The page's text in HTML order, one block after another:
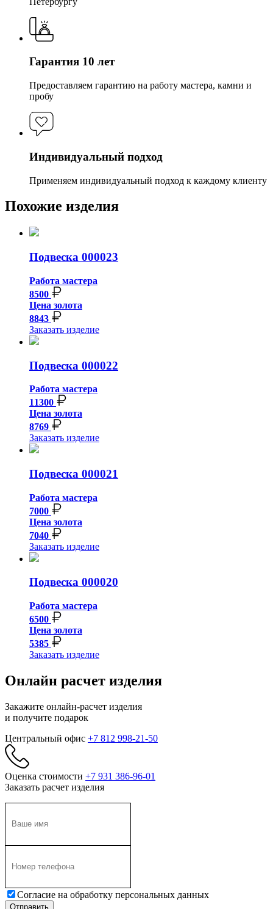
Гарантия 10 лет
Предоставляем гарантию на работу мастера, камни и
пробу
Индивидуальный подход
Применяем индивидуальный подход к каждому клиенту
Похожие изделия
Подвеска 000023
Работа мастера
8500
Цена золота
8843
Заказать изделие
Подвеска 000022
Работа мастера
11300
Цена золота
8769
Заказать изделие
Подвеска 000021
Работа мастера
7000
Цена золота
7040
Заказать изделие
Подвеска 000020
Работа мастера
6500
Цена золота
5385
Заказать изделие
Онлайн расчет изделия
Закажите онлайн-расчет изделия
и получите подарок
Центральный офис +7 812 998-21-50
Оценка стоимости +7 931 386-96-01
Заказать расчет изделия
Согласие на обработку персональных данных